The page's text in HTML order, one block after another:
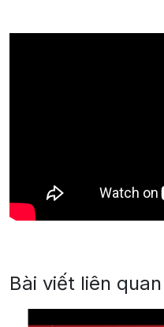
Bài viết liên quan